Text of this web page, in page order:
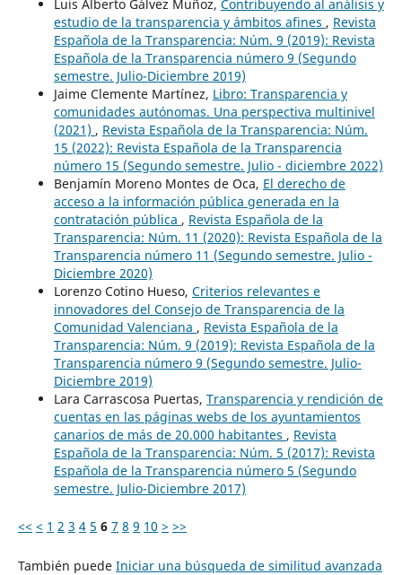
Luis Alberto Gálvez Muñoz, Contribuyendo al análisis y
estudio de la transparencia y ámbitos afines , Revista
Española de la Transparencia: Núm. 9 (2019): Revista
Española de la Transparencia número 9 (Segundo
semestre. Julio-Diciembre 2019)
Jaime Clemente Martínez, Libro: Transparencia y
comunidades autónomas. Una perspectiva multinivel
(2021) , Revista Española de la Transparencia: Núm.
15 (2022): Revista Española de la Transparencia
número 15 (Segundo semestre. Julio - diciembre 2022)
Benjamín Moreno Montes de Oca, El derecho de
acceso a la información pública generada en la
contratación pública , Revista Española de la
Transparencia: Núm. 11 (2020): Revista Española de la
Transparencia número 11 (Segundo semestre. Julio -
Diciembre 2020)
Lorenzo Cotino Hueso, Criterios relevantes e
innovadores del Consejo de Transparencia de la
Comunidad Valenciana , Revista Española de la
Transparencia: Núm. 9 (2019): Revista Española de la
Transparencia número 9 (Segundo semestre. Julio-
Diciembre 2019)
Lara Carrascosa Puertas, Transparencia y rendición de
cuentas en las páginas webs de los ayuntamientos
canarios de más de 20.000 habitantes , Revista
Española de la Transparencia: Núm. 5 (2017): Revista
Española de la Transparencia número 5 (Segundo
semestre. Julio-Diciembre 2017)
<< < 1 2 3 4 5 6 7 8 9 10 > >>
También puede Iniciar una búsqueda de similitud avanzada